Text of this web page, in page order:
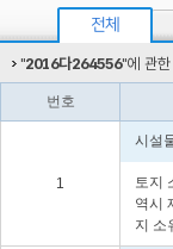
전체
"2016다264556"에 관한
번호
1
시설
토지
역시
지 소